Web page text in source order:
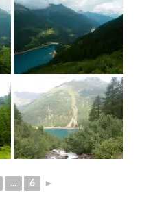
... 6 ►